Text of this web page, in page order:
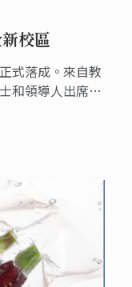
校區
式落成。來自教
和領導人出席了
開幕儀式。